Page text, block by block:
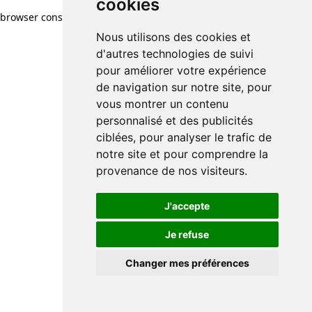
cookies
Nous utilisons des cookies et
d'autres technologies de suivi
pour améliorer votre expérience
de navigation sur notre site, pour
vous montrer un contenu
personnalisé et des publicités
ciblées, pour analyser le trafic de
notre site et pour comprendre la
provenance de nos visiteurs.
J'accepte
Je refuse
Changer mes préférences
browser console for more information)